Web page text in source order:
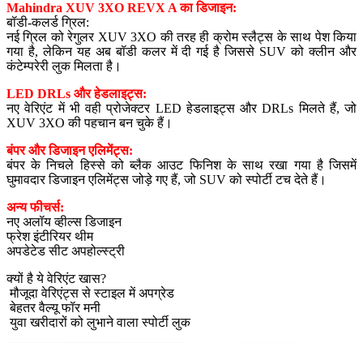
Mahindra XUV 3XO REVX A का डिजाइन:
बॉडी-कलर्ड ग्रिल:
नई ग्रिल को रेगुलर XUV 3XO की तरह ही क्रोम स्लैट्स के साथ पेश किया
गया है, लेकिन यह अब बॉडी कलर में दी गई है जिससे SUV को क्लीन और
कंटेम्परेरी लुक मिलता है।
LED DRLs और हेडलाइट्स:
नए वेरिएंट में भी वही प्रोजेक्टर LED हेडलाइट्स और DRLs मिलते हैं, जो
XUV 3XO की पहचान बन चुके हैं।
बंपर और डिजाइन एलिमेंट्स:
बंपर के निचले हिस्से को ब्लैक आउट फिनिश के साथ रखा गया है जिसमें
घुमावदार डिजाइन एलिमेंट्स जोड़े गए हैं, जो SUV को स्पोर्टी टच देते हैं।
अन्य फीचर्स:
नए अलॉय व्हील्स डिजाइन
फ्रेश इंटीरियर थीम
अपडेटेड सीट अपहोल्स्ट्री
क्यों है ये वेरिएंट खास?
मौजूदा वेरिएंट्स से स्टाइल में अपग्रेड
बेहतर वैल्यू फॉर मनी
युवा खरीदारों को लुभाने वाला स्पोर्टी लुक